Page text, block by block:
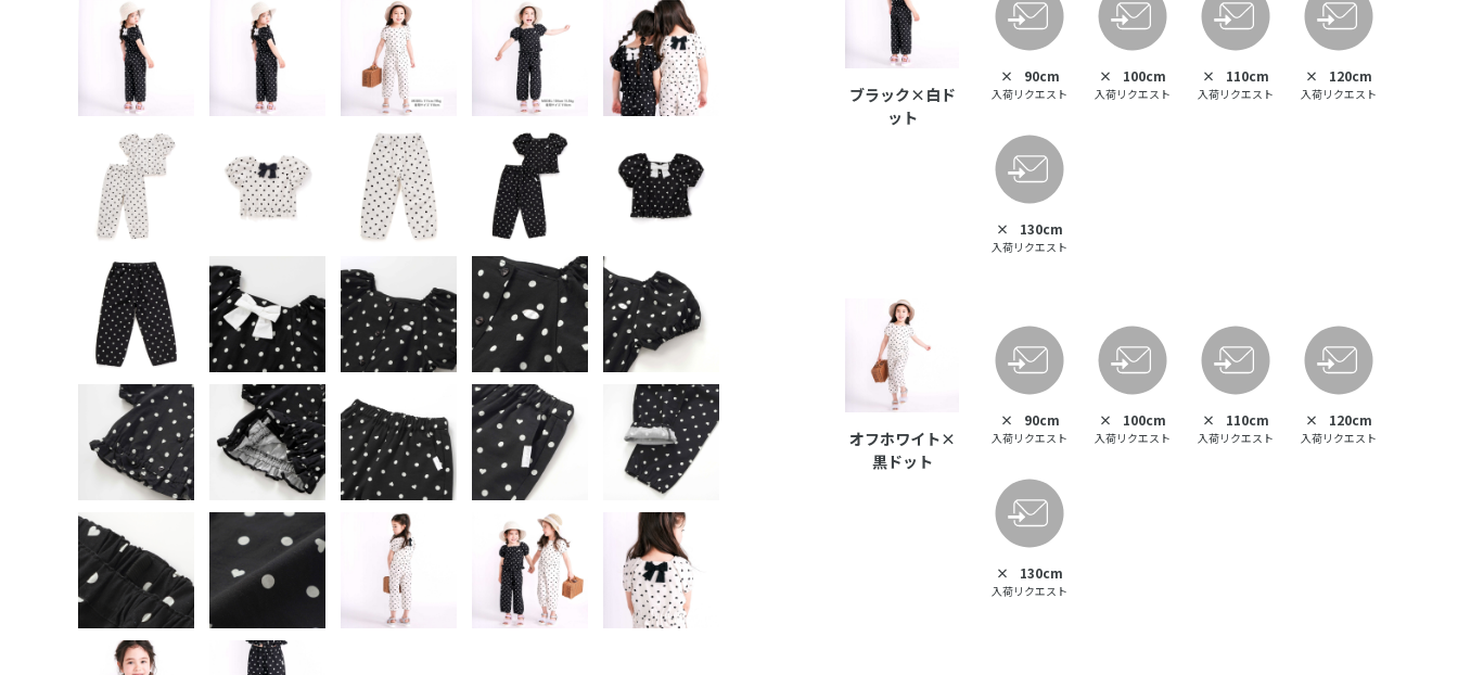
ブラック×白ド
ット
× 90cm
入荷リクエスト
× 100cm
入荷リクエスト
× 110cm
入荷リクエスト
× 120cm
入荷リクエスト
× 130cm
入荷リクエスト
オフホワイト×
黒ドット
× 90cm
入荷リクエスト
× 100cm
入荷リクエスト
× 110cm
入荷リクエスト
× 120cm
入荷リクエスト
× 130cm
入荷リクエスト